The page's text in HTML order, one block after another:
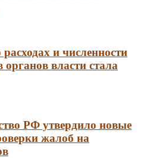
и численности
органов власти стала
РФ утвердило новые
жалоб на